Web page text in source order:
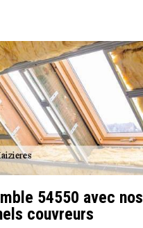
54550 avec nos
couvreurs